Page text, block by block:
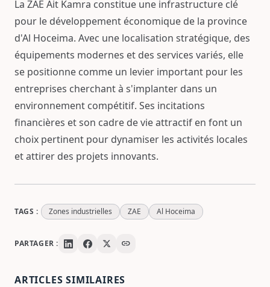
La ZAE Ait Kamra constitue une infrastructure clé
pour le développement économique de la province
d'Al Hoceima. Avec une localisation stratégique, des
équipements modernes et des services variés, elle
se positionne comme un levier important pour les
entreprises cherchant à s'implanter dans un
environnement compétitif. Ses incitations
financières et son cadre de vie attractif en font un
choix pertinent pour dynamiser les activités locales
et attirer des projets innovants.
TAGS : Zones industrielles ZAE Al Hoceima
PARTAGER : link
ARTICLES SIMILAIRES